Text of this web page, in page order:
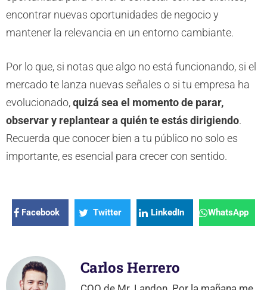
encontrar nuevas oportunidades de negocio y
mantener la relevancia en un entorno cambiante.
Por lo que, si notas que algo no está funcionando, si el
mercado te lanza nuevas señales o si tu empresa ha
evolucionado,quizá sea el momento de parar,
observar y replantear a quién te estás dirigiendo.
Recuerda que conocer bien a tu público no solo es
importante, es esencial para crecer con sentido.
Facebook Twitter LinkedIn WhatsApp
Carlos Herrero